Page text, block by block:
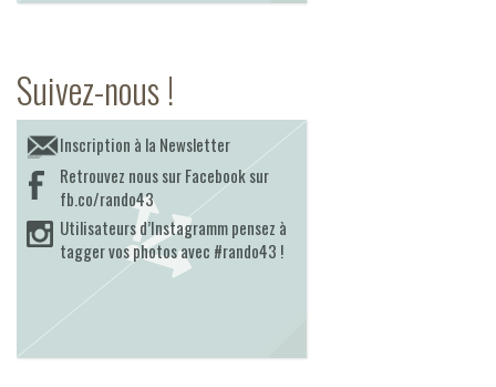
Suivez-nous !
Inscription à la Newsletter
Retrouvez nous sur Facebook sur
fb.co/rando43
Utilisateurs d’Instagramm pensez à
tagger vos photos avec #rando43 !